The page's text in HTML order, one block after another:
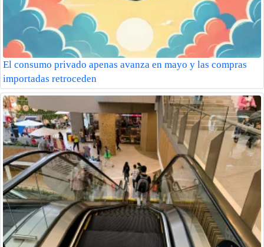
El consumo privado apenas avanza en mayo y las compras
importadas retroceden